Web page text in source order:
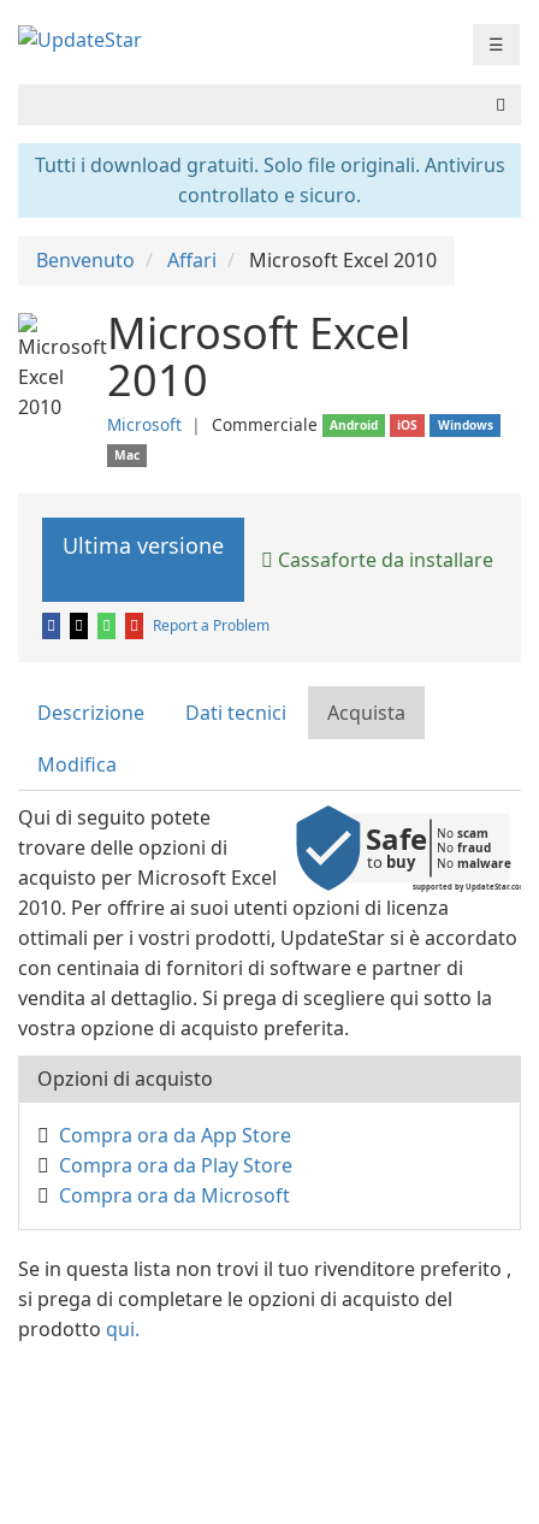
☰
Tutti i download gratuiti. Solo file originali. Antivirus
controllato e sicuro.
Benvenuto Affari Microsoft Excel 2010
Microsoft Excel
2010
Microsoft ❘ Commerciale Android iOS
Windows
Mac
Ultima versione Cassaforte da installare
Report a Problem
Descrizione Dati tecnici
Acquista
Modifica
supported by UpdateStar.com
Safe
to buy
No scam
No fraud
No malware
Qui di seguito potete
trovare delle opzioni di
acquisto per Microsoft Excel
2010. Per offrire ai suoi utenti opzioni di licenza
ottimali per i vostri prodotti, UpdateStar si è accordato
con centinaia di fornitori di software e partner di
vendita al dettaglio. Si prega di scegliere qui sotto la
vostra opzione di acquisto preferita.
Opzioni di acquisto
Compra ora da App Store
Compra ora da Play Store
Compra ora da Microsoft
Se in questa lista non trovi il tuo rivenditore preferito ,
si prega di completare le opzioni di acquisto del
prodotto qui.